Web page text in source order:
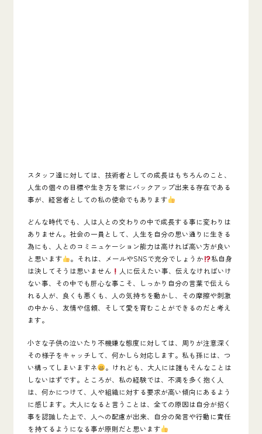
スタッフ達に対しては、技術者としての成長はもちろんのこと、
人生の個々の目標や生き方を常にバックアップ出来る存在である
事が、経営者としての私の使命でもあります
どんな時代でも、人は人との交わりの中で成長する事に変わりは
ありません。社会の一員として、人生を自分の思い通りに生きる
為にも、人とのコミニュケーション能力は高ければ高い方が良い
と思います
。それは、メールやSNSで充分でしょうか
私自身
は決してそうは思いません
人に伝えたい事、伝えなければいけ
ない事、その中でも肝心な事こそ、しっかり自分の言葉で伝えら
れる人が、良くも悪くも、人の気持ちを動かし、その摩擦や刺激
の中から、友情や信頼、そして愛を育むことができるのだと考え
ます。
小さな子供の泣いたり不機嫌な態度に対しては、周りが注意深く
その様子をキャッチして、何かしら対応します。私も孫には、つ
い構ってしまいますネ
。けれども、大人には誰もそんなことは
しないはずです。ところが、私の経験では、不満を多く抱く人
は、何かにつけて、人や組織に対する要求が高い傾向にあるよう
に感じます。 大人になると言うことは、全ての原因は自分が招く
事を認識した上で、人への配慮が出来、自分の発言や行動に責任
を持てるようになる事が原則だと思います